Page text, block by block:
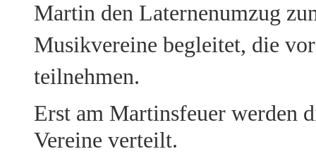
Martin den Laternenumzug
Musikvereine begleitet, die
teilnehmen.
Erst am Martinsfeuer werden
Vereine verteilt.